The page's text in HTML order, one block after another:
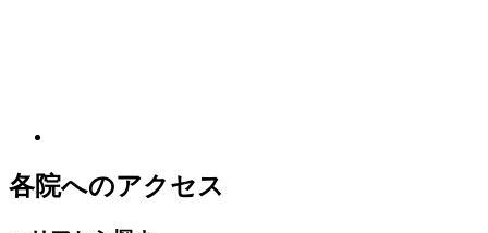
各院へのアクセス